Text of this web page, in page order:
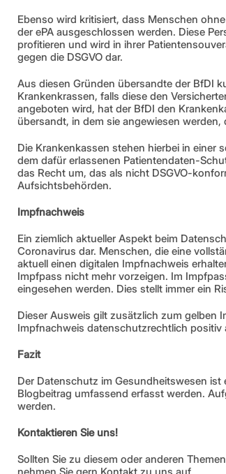
Ebenso wird kritisiert, dass Menschen
der ePA ausgeschlossen werden. Diese
profitieren und wird in ihrer
gegen die DSGVO dar.
Aus diesen Gründen übersandte der BfDI
Krankenkrassen, falls diese den
angeboten wird, hat der BfDI den
übersandt, in dem sie angewiesen werden,
Die Krankenkassen stehen hierbei in einer
dem dafür erlassenen Patientendaten-
das Recht um, das als nicht DSGVO-
Aufsichtsbehörden.
Impfnachweis
Ein ziemlich aktueller Aspekt beim
Coronavirus dar. Menschen, die eine
aktuell einen digitalen Impfnachweis
Impfpass nicht mehr vorzeigen. Im
eingesehen werden. Dies stellt immer ein
Dieser Ausweis gilt zusätzlich zum gelben
Impfnachweis datenschutzrechtlich positiv
Fazit
Der Datenschutz im Gesundheitswesen ist
Blogbeitrag umfassend erfasst werden.
werden.
Kontaktieren Sie uns!
Sollten Sie zu diesem oder anderen